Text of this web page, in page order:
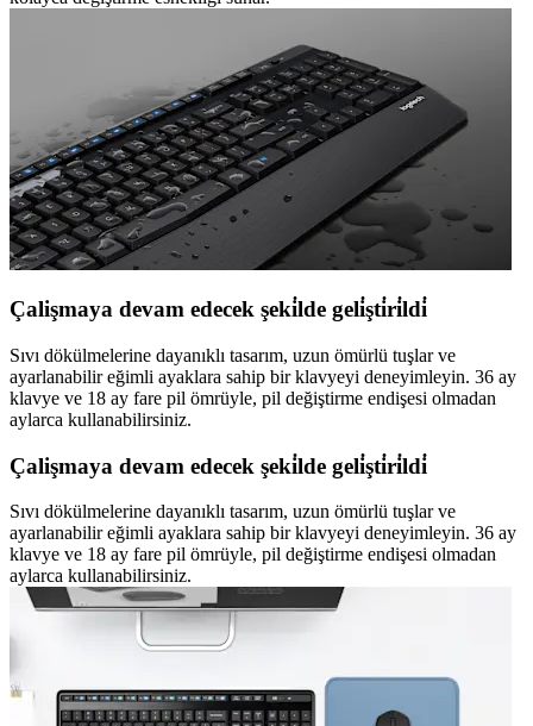
Çalişmaya devam edecek şeki̇lde geli̇şti̇ri̇ldi̇
Sıvı dökülmelerine dayanıklı tasarım, uzun ömürlü tuşlar ve
ayarlanabilir eğimli ayaklara sahip bir klavyeyi deneyimleyin. 36 ay
klavye ve 18 ay fare pil ömrüyle, pil değiştirme endişesi olmadan
aylarca kullanabilirsiniz.
Çalişmaya devam edecek şeki̇lde geli̇şti̇ri̇ldi̇
Sıvı dökülmelerine dayanıklı tasarım, uzun ömürlü tuşlar ve
ayarlanabilir eğimli ayaklara sahip bir klavyeyi deneyimleyin. 36 ay
klavye ve 18 ay fare pil ömrüyle, pil değiştirme endişesi olmadan
aylarca kullanabilirsiniz.